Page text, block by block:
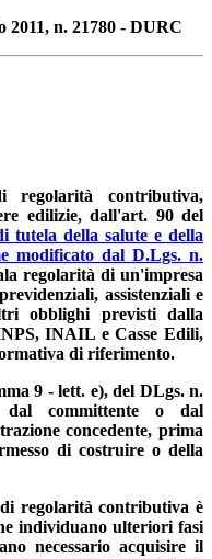
2011, n. 21780 - DURC
contributiva,
edilizie, dall'art. 90 del
tutela della salute e della
modificato dal D.Lgs. n.
regolarità di un'impresa
assistenziali e
obblighi previsti dalla
INAIL e Casse Edili,
di riferimento.
9 - lett. e), del DLgs. n.
dal committente o dal
concedente, prima
di costruire o della
regolarità contributiva è
individuano ulteriori fasi
necessario acquisire il